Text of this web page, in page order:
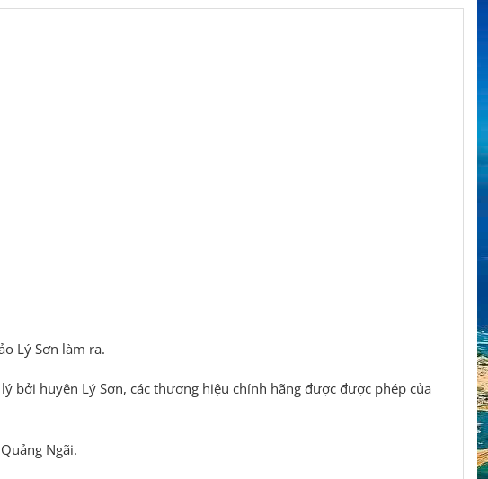
Lý Sơn làm ra.
bởi huyện Lý Sơn, các thương hiệu chính hãng được được phép của
Ngãi.